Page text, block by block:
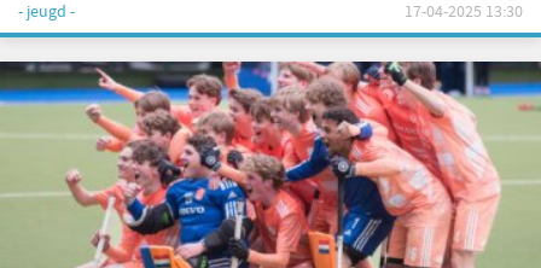
- jeugd - 17-04-2025 13:30